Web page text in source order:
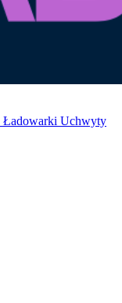
Ładowarki Uchwyty